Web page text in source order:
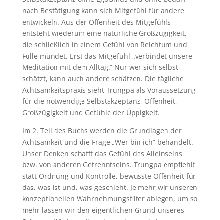
nach Bestätigung kann sich Mitgefühl für andere
entwickeln. Aus der Offenheit des Mitgefühls
entsteht wiederum eine natürliche Großzügigkeit,
die schließlich in einem Gefühl von Reichtum und
Fülle mündet. Erst das Mitgefühl „verbindet unsere
Meditation mit dem Alltag.“ Nur wer sich selbst
schätzt, kann auch andere schätzen. Die tägliche
Achtsamkeitspraxis sieht Trungpa als Voraussetzung
für die notwendige Selbstakzeptanz, Offenheit,
Großzügigkeit und Gefühle der Üppigkeit.
Im 2. Teil des Buchs werden die Grundlagen der
Achtsamkeit und die Frage „Wer bin ich“ behandelt.
Unser Denken schafft das Gefühl des Alleinseins
bzw. von anderen Getrenntseins. Trungpa empfiehlt
statt Ordnung und Kontrolle, bewusste Offenheit für
das, was ist und, was geschieht. Je mehr wir unseren
konzeptionellen Wahrnehmungsfilter ablegen, um so
mehr lassen wir den eigentlichen Grund unseres